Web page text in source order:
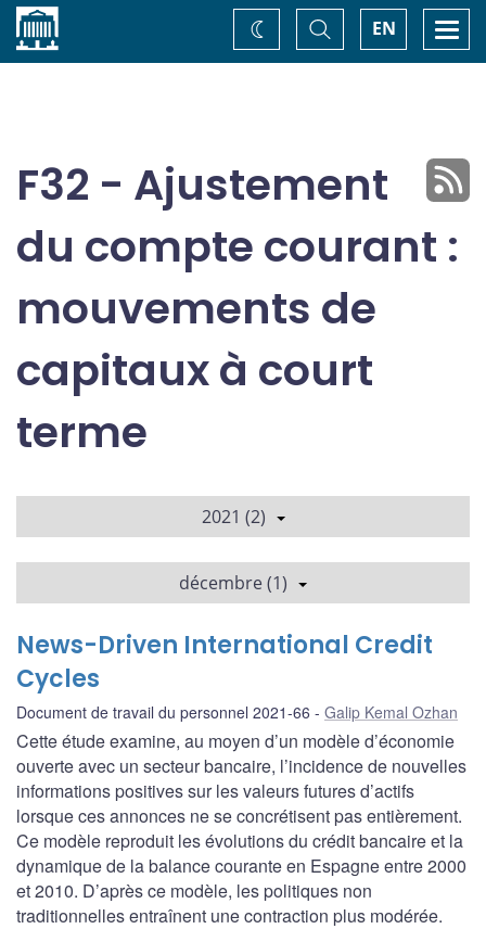
Accueil EN
Basculer
la
recherche
Changez
de
F32 - Ajustement
du compte courant :
mouvements de
capitaux à court
terme
2021 (2)
décembre (1)
News-Driven International Credit
Cycles
Document de travail du personnel 2021-66 Galip Kemal Ozhan
Cette étude examine, au moyen d’un modèle d’économie
ouverte avec un secteur bancaire, l’incidence de nouvelles
informations positives sur les valeurs futures d’actifs
lorsque ces annonces ne se concrétisent pas entièrement.
Ce modèle reproduit les évolutions du crédit bancaire et la
dynamique de la balance courante en Espagne entre 2000
et 2010. D’après ce modèle, les politiques non
traditionnelles entraînent une contraction plus modérée.